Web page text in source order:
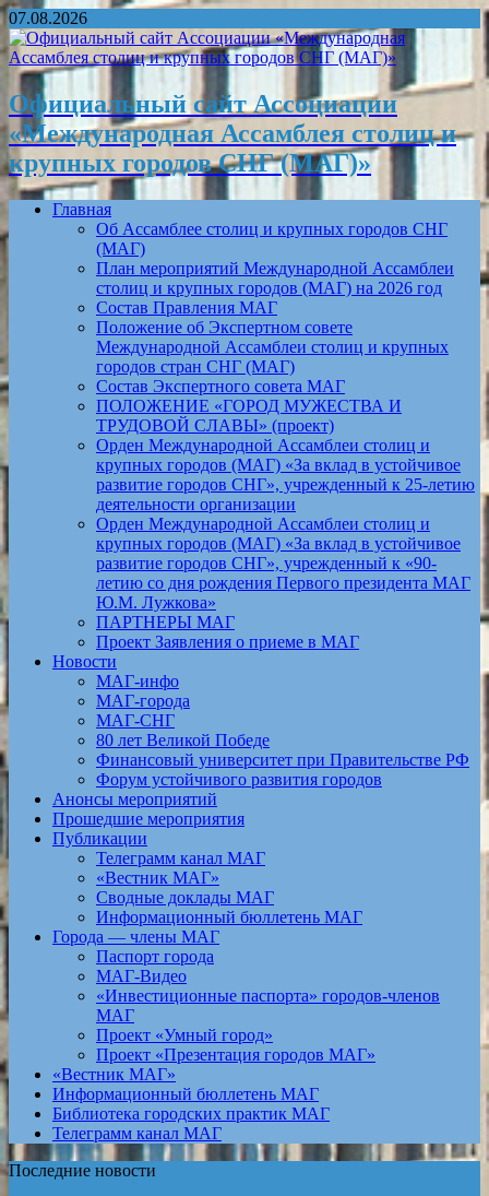
07.08.2026
Официальный сайт Ассоциации
«Международная Ассамблея столиц и
крупных городов СНГ (МАГ)»
Главная
Об Ассамблее столиц и крупных городов СНГ
(МАГ)
План мероприятий Международной Ассамблеи
столиц и крупных городов (МАГ) на 2026 год
Состав Правления МАГ
Положение об Экспертном совете
Международной Ассамблеи столиц и крупных
городов стран СНГ (МАГ)
Состав Экспертного совета МАГ
ПОЛОЖЕНИЕ «ГОРОД МУЖЕСТВА И
ТРУДОВОЙ СЛАВЫ» (проект)
Орден Международной Ассамблеи столиц и
крупных городов (МАГ) «За вклад в устойчивое
развитие городов СНГ», учрежденный к 25-летию
деятельности организации
Орден Международной Ассамблеи столиц и
крупных городов (МАГ) «За вклад в устойчивое
развитие городов СНГ», учрежденный к «90-
летию со дня рождения Первого президента МАГ
Ю.М. Лужкова»
ПАРТНЕРЫ МАГ
Проект Заявления о приеме в МАГ
Новости
МАГ-инфо
МАГ-города
МАГ-СНГ
80 лет Великой Победе
Финансовый университет при Правительстве РФ
Форум устойчивого развития городов
Анонсы мероприятий
Прошедшие мероприятия
Публикации
Телеграмм канал МАГ
«Вестник МАГ»
Сводные доклады МАГ
Информационный бюллетень МАГ
Города — члены МАГ
Паспорт города
МАГ-Видео
«Инвестиционные паспорта» городов-членов
МАГ
Проект «Умный город»
Проект «Презентация городов МАГ»
«Вестник МАГ»
Информационный бюллетень МАГ
Библиотека городских практик МАГ
Телеграмм канал МАГ
Последние новости